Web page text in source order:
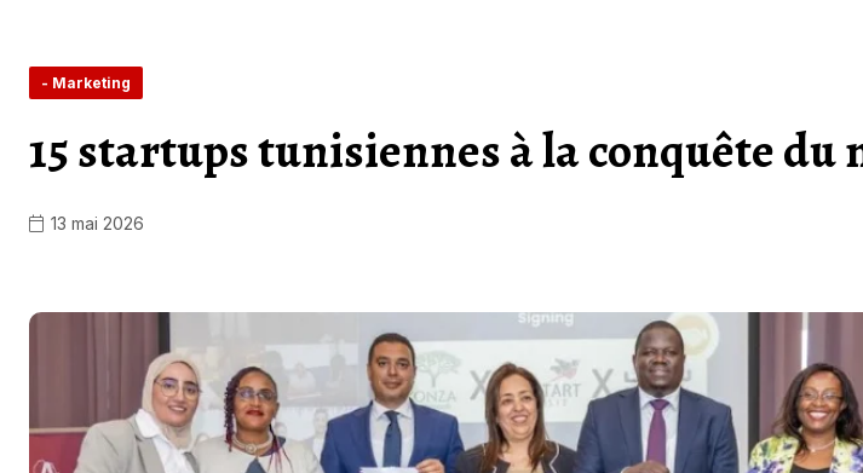
- Marketing
15 startups tunisiennes à la conquête du
13 mai 2026